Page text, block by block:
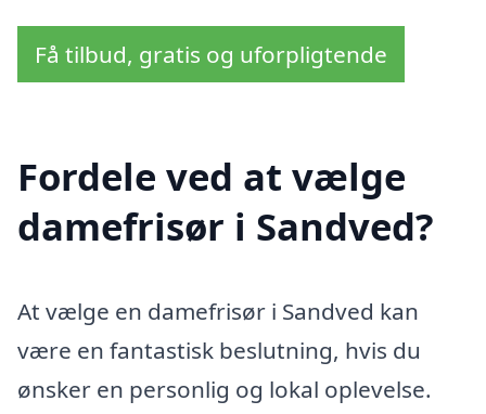
Få tilbud, gratis og uforpligtende
Fordele ved at vælge
damefrisør i Sandved?
At vælge en damefrisør i Sandved kan
være en fantastisk beslutning, hvis du
ønsker en personlig og lokal oplevelse.